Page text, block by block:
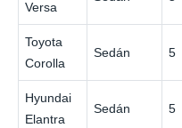
Versa
Toyota
Corolla
Sedán 5
Hyundai
Elantra
Sedán 5